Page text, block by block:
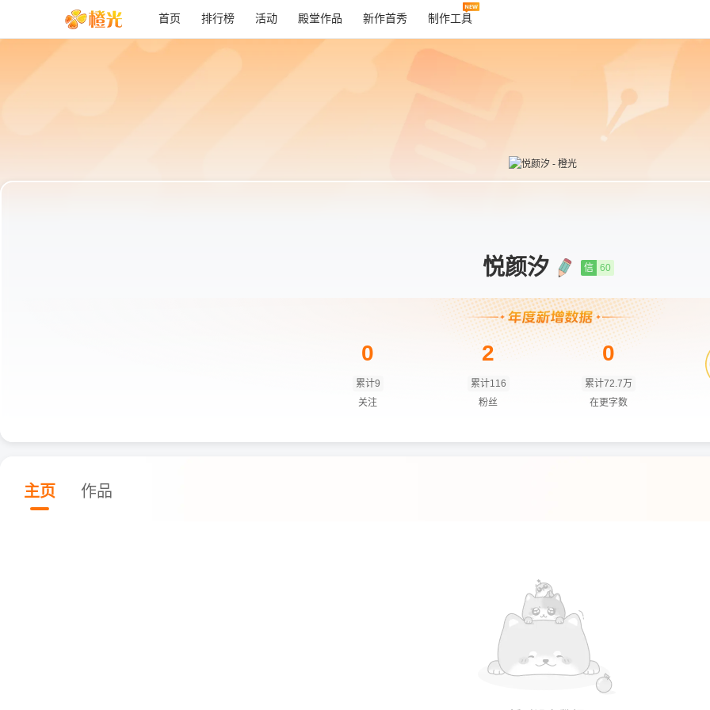
首页 排行榜 活动 殿堂作品 新作首秀 制作工具
悦颜汐 信 60
0
累计9
关注
2
累计116
粉丝
0
累计72.7万
在更字数
主页 作品